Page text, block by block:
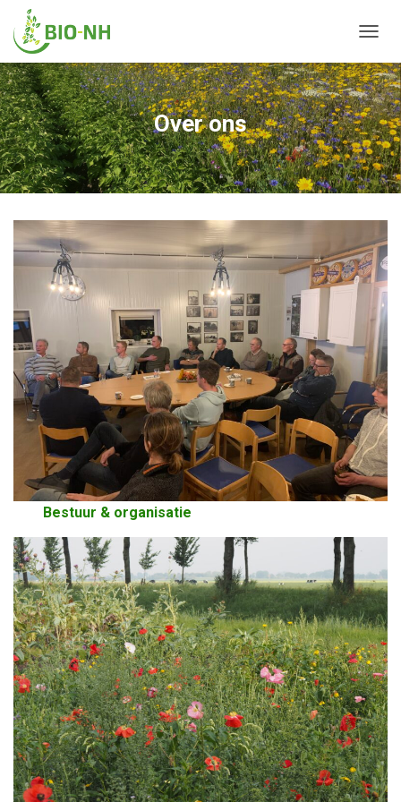
A
V
I
G
A
T
I
E
S
E
L
N
Over ons
Bestuur & organisatie